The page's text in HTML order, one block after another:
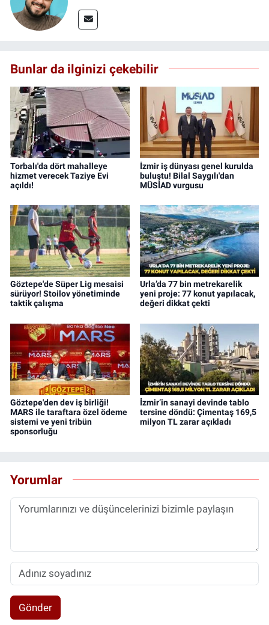
Bunlar da ilginizi çekebilir
Torbalı'da dört mahalleye
hizmet verecek Taziye Evi
açıldı!
İzmir iş dünyası genel kurulda
buluştu! Bilal Saygılı'dan
MÜSİAD vurgusu
Göztepe'de Süper Lig mesaisi
sürüyor! Stoilov yönetiminde
taktik çalışma
Urla’da 77 bin metrekarelik
yeni proje: 77 konut yapılacak,
değeri dikkat çekti
Göztepe'den dev iş birliği!
MARS ile taraftara özel ödeme
sistemi ve yeni tribün
sponsorluğu
İzmir’in sanayi devinde tablo
tersine döndü: Çimentaş 169,5
milyon TL zarar açıkladı
Yorumlar
Gönder